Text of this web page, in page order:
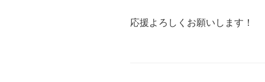
応援よろしくお願いします！